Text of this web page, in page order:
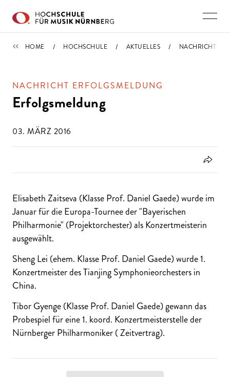
IMPORTIERT
HOME HOCHSCHULE AKTUELLES NACHRICHT
NACHRICHT ERFOLGSMELDUNG
Erfolgsmeldung
03. MÄRZ 2016
Elisabeth Zaitseva (Klasse Prof. Daniel Gaede) wurde im
Januar für die Europa-Tournee der "Bayerischen
Philharmonie" (Projektorchester) als Konzertmeisterin
ausgewählt.
Sheng Lei (ehem. Klasse Prof. Daniel Gaede) wurde 1.
Konzertmeister des Tianjing Symphonieorchesters in
China.
Tibor Gyenge (Klasse Prof. Daniel Gaede) gewann das
Probespiel für eine 1. koord. Konzertmeisterstelle der
Nürnberger Philharmoniker ( Zeitvertrag).